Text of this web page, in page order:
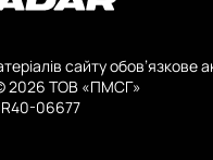
сайту обов’язкове
2026 ТОВ «ПМСГ»
R40-06677